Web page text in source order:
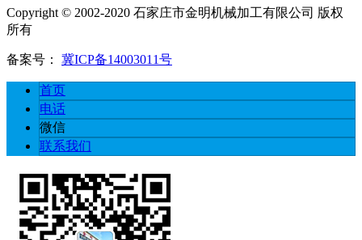
Copyright © 2002-2020 石家庄市金明机械加工有限公司 版权
所有
备案号： 冀ICP备14003011号
首页
电话
微信
联系我们